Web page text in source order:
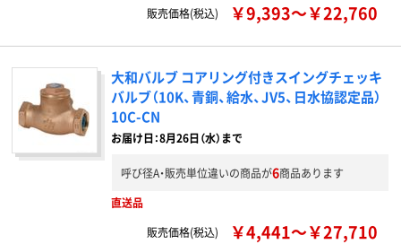
販売価格(税込)
￥9,393～￥22,760
大和バルブ コアリング付きスイングチェッキ
バルブ（10K、青銅、給水、JV5、日水協認定品）
10C-CN
お届け日：8月26日（水）まで
呼び径A・販売単位違いの商品が6商品あります
直送品
販売価格(税込)
￥4,441～￥27,710